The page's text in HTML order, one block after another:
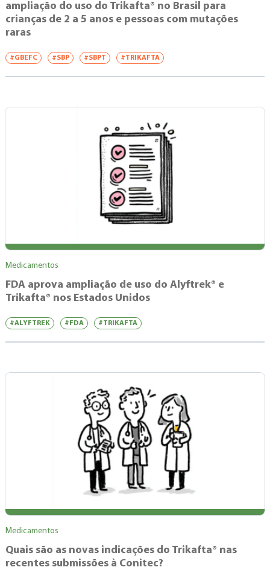
ampliação do uso do Trikafta® no Brasil para
crianças de 2 a 5 anos e pessoas com mutações
raras
#GBEFC #SBP #SBPT #TRIKAFTA
Medicamentos
FDA aprova ampliação de uso do Alyftrek® e
Trikafta® nos Estados Unidos
#ALYFTREK #FDA #TRIKAFTA
Medicamentos
Quais são as novas indicações do Trikafta® nas
recentes submissões à Conitec?